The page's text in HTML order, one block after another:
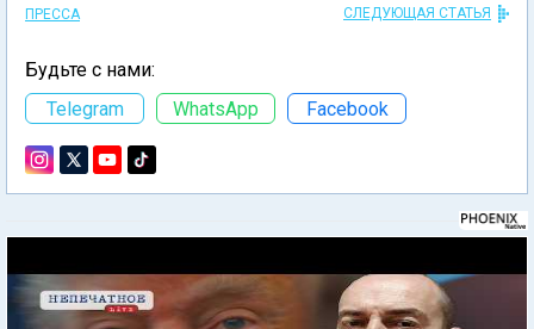
ПРЕССА СЛЕДУЮЩАЯ СТАТЬЯ
Будьте с нами:
Telegram
WhatsApp Facebook